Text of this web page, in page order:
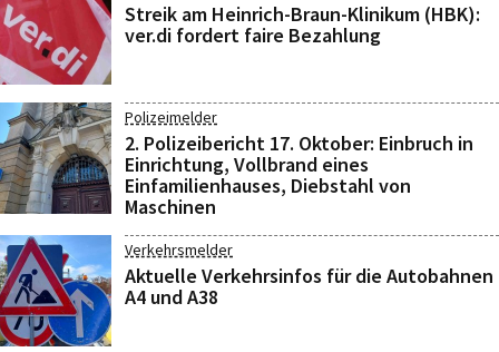
Streik am Heinrich-Braun-Klinikum (HBK):
ver.di fordert faire Bezahlung
Polizeimelder
2. Polizeibericht 17. Oktober: Einbruch in
Einrichtung, Vollbrand eines
Einfamilienhauses, Diebstahl von
Maschinen
Verkehrsmelder
Aktuelle Verkehrsinfos für die Autobahnen
A4 und A38